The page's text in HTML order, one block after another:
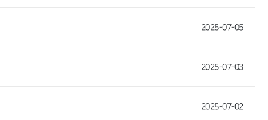
2025-07-05
2025-07-03
2025-07-02